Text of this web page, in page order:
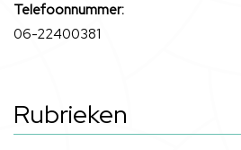
Telefoonnummer:
06-22400381
Rubrieken